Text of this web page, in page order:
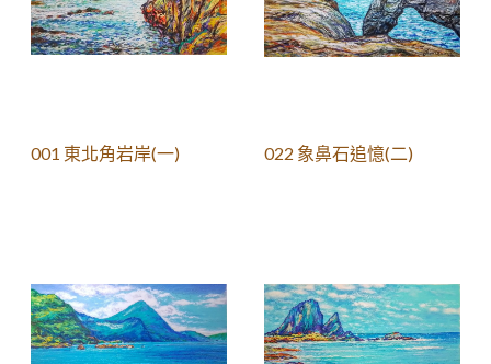
001 東北角岩岸(一) 022 象鼻石追憶(二)